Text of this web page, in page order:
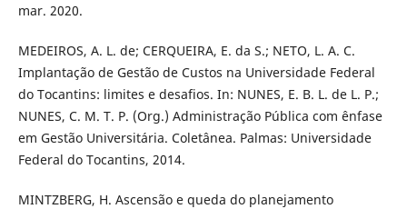
mar. 2020.
MEDEIROS, A. L. de; CERQUEIRA, E. da S.; NETO, L. A. C.
Implantação de Gestão de Custos na Universidade Federal
do Tocantins: limites e desafios. In: NUNES, E. B. L. de L. P.;
NUNES, C. M. T. P. (Org.) Administração Pública com ênfase
em Gestão Universitária. Coletânea. Palmas: Universidade
Federal do Tocantins, 2014.
MINTZBERG, H. Ascensão e queda do planejamento